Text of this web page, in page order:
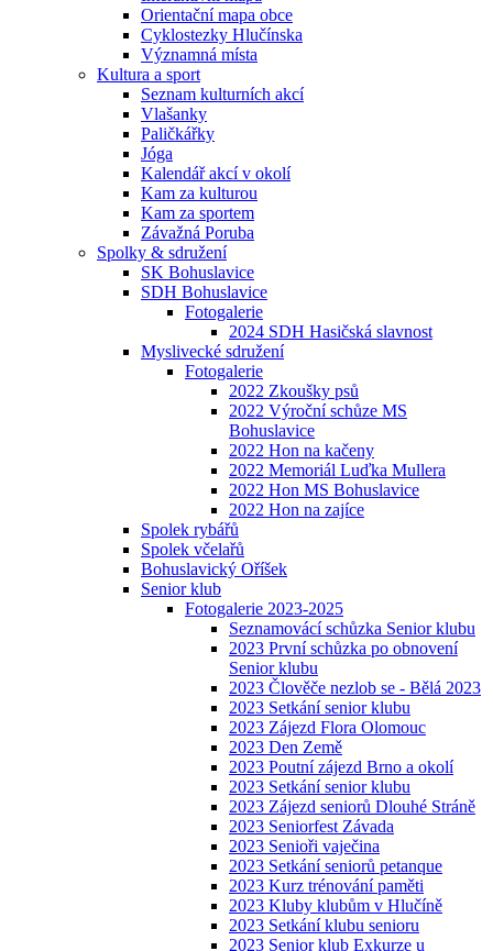
Orientační mapa obce
Cyklostezky Hlučínska
Významná místa
Kultura a sport
Seznam kulturních akcí
Vlašanky
Paličkářky
Jóga
Kalendář akcí v okolí
Kam za kulturou
Kam za sportem
Závažná Poruba
Spolky & sdružení
SK Bohuslavice
SDH Bohuslavice
Fotogalerie
2024 SDH Hasičská slavnost
Myslivecké sdružení
Fotogalerie
2022 Zkoušky psů
2022 Výroční schůze MS
Bohuslavice
2022 Hon na kačeny
2022 Memoriál Luďka Mullera
2022 Hon MS Bohuslavice
2022 Hon na zajíce
Spolek rybářů
Spolek včelařů
Bohuslavický Oříšek
Senior klub
Fotogalerie 2023-2025
Seznamovácí schůzka Senior klubu
2023 První schůzka po obnovení
Senior klubu
2023 Člověče nezlob se - Bělá 2023
2023 Setkání senior klubu
2023 Zájezd Flora Olomouc
2023 Den Země
2023 Poutní zájezd Brno a okolí
2023 Setkání senior klubu
2023 Zájezd seniorů Dlouhé Stráně
2023 Seniorfest Závada
2023 Senioři vaječina
2023 Setkání seniorů petanque
2023 Kurz trénování paměti
2023 Kluby klubům v Hlučíně
2023 Setkání klubu senioru
2023 Senior klub Exkurze u